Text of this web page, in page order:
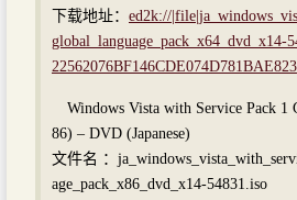
下载地址： ed2k://
global_language_pack_x64_dvd_x14-
Windows Vista with Service Pack 1
86) – DVD (Japanese)
文件名 ：
age_pack_x86_dvd_x14-54831.iso